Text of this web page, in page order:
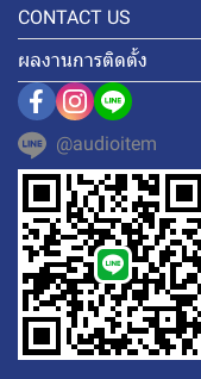
CONTACT US
ผลงานการติดตั้ง
@audioitem